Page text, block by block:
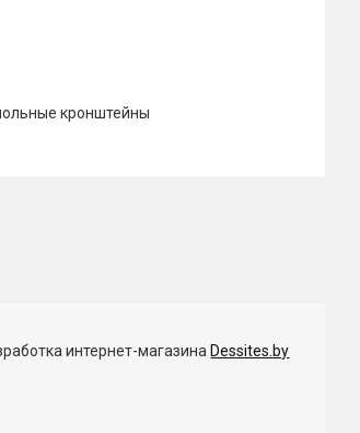
кронштейны
интернет-магазина Dessites.by